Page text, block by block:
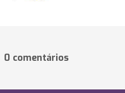
0 comentários